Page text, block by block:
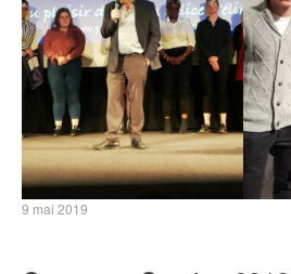
9 mai 2019